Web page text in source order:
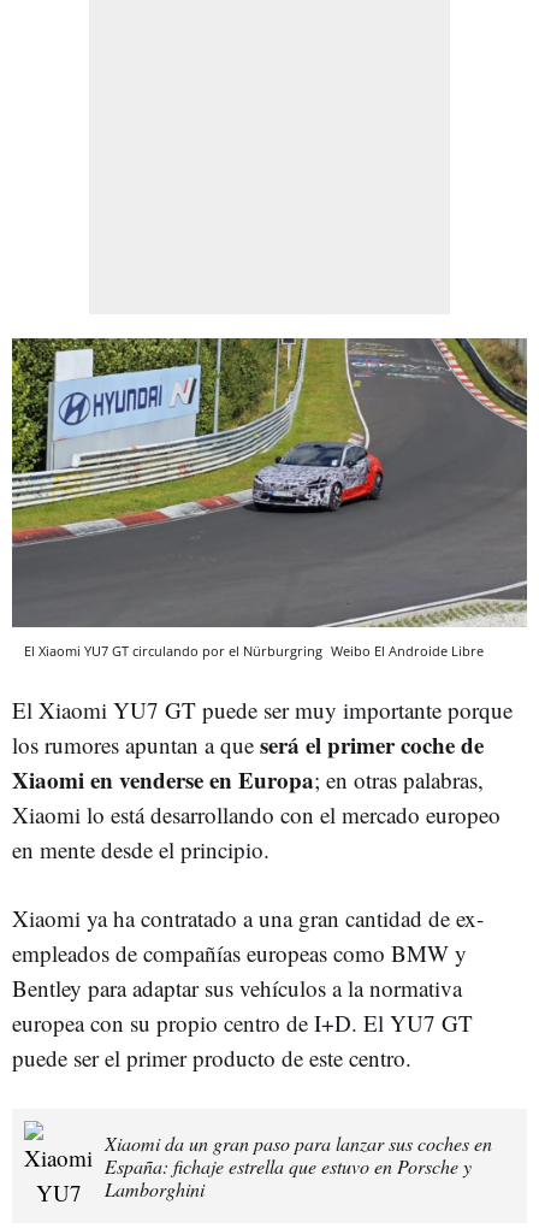
El Xiaomi YU7 GT circulando por el Nürburgring Weibo El Androide Libre
El Xiaomi YU7 GT puede ser muy importante porque
los rumores apuntan a que será el primer coche de
Xiaomi en venderse en Europa; en otras palabras,
Xiaomi lo está desarrollando con el mercado europeo
en mente desde el principio.
Xiaomi ya ha contratado a una gran cantidad de ex-
empleados de compañías europeas como BMW y
Bentley para adaptar sus vehículos a la normativa
europea con su propio centro de I+D. El YU7 GT
puede ser el primer producto de este centro.
Xiaomi da un gran paso para lanzar sus coches en
España: fichaje estrella que estuvo en Porsche y
Lamborghini